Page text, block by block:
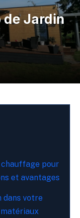
de Jardin
chauffage pour
et avantages
dans votre‍